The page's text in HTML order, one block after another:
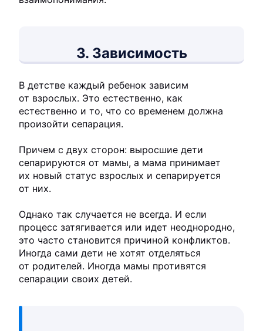
3. Зависимость
В детстве каждый ребенок зависим
от взрослых. Это естественно, как
естественно и то, что со временем должна
произойти сепарация.
Причем с двух сторон: выросшие дети
сепарируются от мамы, а мама принимает
их новый статус взрослых и сепарируется
от них.
Однако так случается не всегда. И если
процесс затягивается или идет неоднородно,
это часто становится причиной конфликтов.
Иногда сами дети не хотят отделяться
от родителей. Иногда мамы противятся
сепарации своих детей.